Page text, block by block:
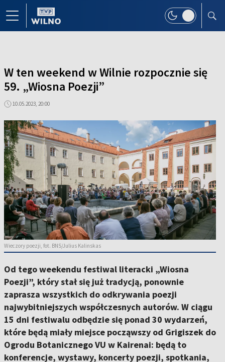
W ten weekend w Wilnie rozpocznie się
59. „Wiosna Poezji”
10.05.2023, 20:00
Wieczory poezji, fot. BNS/Julius Kalinskas
Od tego weekendu festiwal literacki „Wiosna
Poezji”, który stał się już tradycją, ponownie
zaprasza wszystkich do odkrywania poezji
najwybitniejszych współczesnych autorów. W ciągu
15 dni festiwalu odbędzie się ponad 30 wydarzeń,
które będą miały miejsce począwszy od Grigiszek do
Ogrodu Botanicznego VU w Kairenai: będą to
konferencje, wystawy, koncerty poezji, spotkania,